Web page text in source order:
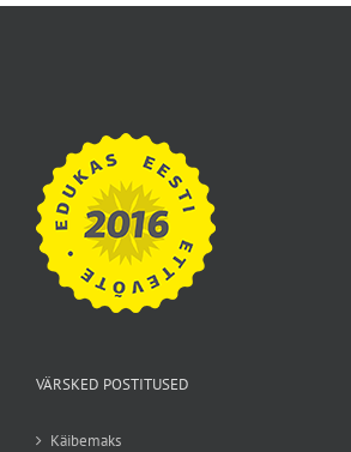
VÄRSKED POSTITUSED
Käibemaks